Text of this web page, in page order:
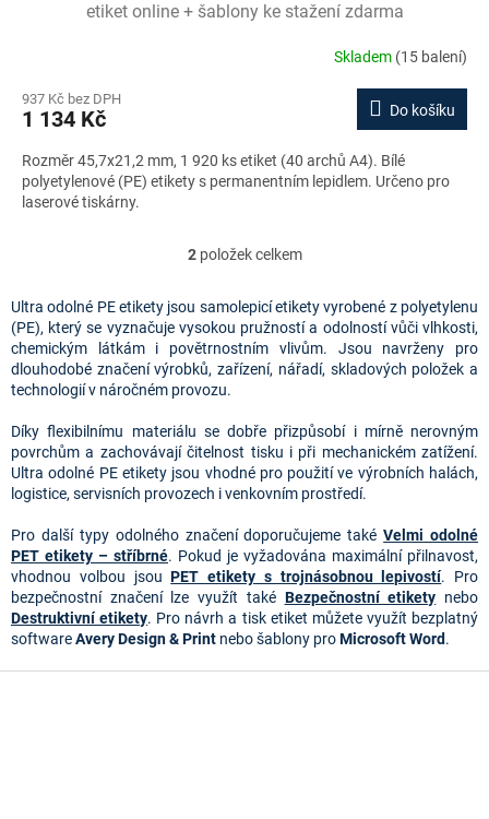
etiket online + šablony ke stažení zdarma
Skladem (15 balení)
937 Kč bez DPH
1 134 Kč Do košíku
Rozměr 45,7x21,2 mm, 1 920 ks etiket (40 archů A4). Bílé
polyetylenové (PE) etikety s permanentním lepidlem. Určeno pro
laserové tiskárny.
O
l
á
d
a
p
r
v
k
v
ý
p
i
s
u
2položek celkem
Ultra odolné PE etikety jsou samolepicí etikety vyrobené z polyetylenu
(PE), který se vyznačuje vysokou pružností a odolností vůči vlhkosti,
chemickým látkám i povětrnostním vlivům. Jsou navrženy pro
dlouhodobé značení výrobků, zařízení, nářadí, skladových položek a
technologií v náročném provozu.
Díky flexibilnímu materiálu se dobře přizpůsobí i mírně nerovným
povrchům a zachovávají čitelnost tisku i při mechanickém zatížení.
Ultra odolné PE etikety jsou vhodné pro použití ve výrobních halách,
logistice, servisních provozech i venkovním prostředí.
Pro další typy odolného značení doporučujeme takéVelmi odolné
PET etikety – stříbrné. Pokud je vyžadována maximální přilnavost,
vhodnou volbou jsouPET etikety s trojnásobnou lepivostí. Pro
bezpečnostní značení lze využít také Bezpečnostní etikety nebo
Destruktivní etikety. Pro návrh a tisk etiket můžete využít bezplatný
softwareAvery Design & Print nebo šablony proMicrosoft Word.